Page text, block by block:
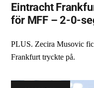
Eintracht
för MFF – 2-0-
PLUS. Zecira Musovic
Frankfurt tryckte på.